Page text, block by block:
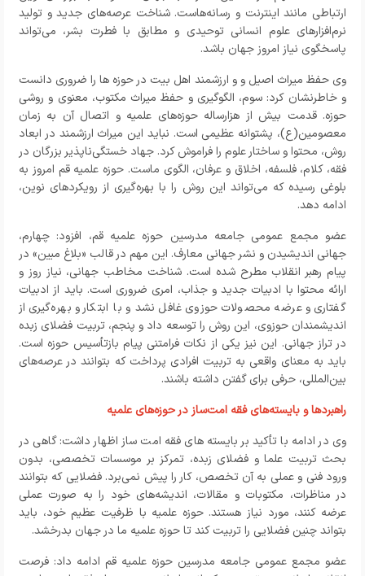
ارتباطی مانند اینترنت و رسانه‌هاست. شناخت عرصه‌های جدید و تولید
نرم‌افزارهای علوم انسانی توحیدی و مطابق با فطرت بشر، می‌تواند
پاسخگوی نیاز امروز جهان باشد.
وی حفظ میراث اصیل و و ارزشمند اهل بیت در حوزه ها را ضروری دانست
و خاطرنشان کرد: سوم، الگوگیری و حفظ میراث مکتوب، معنوی و روشی
حوزه. قدمت بیش از هزارساله حوزه‌های علمیه و اتصال آن به زمان
معصومین(ع)، پشتوانه عظیمی است. نباید این میراث ارزشمند در ابعاد
روش، محتوا و ساختار علوم را فراموش کرد. جهاد خستگی‌ناپذیر بزرگان در
فقه، کلام، فلسفه، اخلاق و عرفان، الگوی ماست. حوزه علمیه قم امروز به
بلوغی رسیده که می‌تواند این روش را با بهره‌گیری از رویکردهای نوین،
ادامه دهد.
عضو مجمع عمومی جامعه مدرسین حوزه علمیه قم، افزود: چهارم،
جهانی اندیشیدن و نشر جهانی معارف. این مهم در قالب «بلاغ مبین» در
پیام رهبر انقلاب مطرح شده است. شناخت مخاطب جهانی، نیاز روز و
ارائه محتوا با ادبیات جدید و جذاب، امری ضروری است. باید از ادبیات
گفتاری و عرضه محصولات حوزوی غافل نشد و با ابتکار و بهره‌گیری از
اندیشمندان حوزوی، این روش را توسعه داد و پنجم، تربیت فضلای زبده
در تراز جهانی. این نیز یکی از نکات فرامتنی پیام بازتأسیس حوزه است.
باید به معنای واقعی به تربیت افرادی پرداخت که بتوانند در عرصه‌های
بین‌المللی، حرفی برای گفتن داشته باشند.
راهبردها و بایسته‌های فقه امت‌ساز در حوزه‌های علمیه
وی در ادامه با تأکید بر بایسته های فقه امت ساز اظهار داشت: گاهی در
بحث تربیت علما و فضلای زبده، تمرکز بر موسسات تخصصی، بدون
ورود فنی و عملی به آن تخصص، کار را پیش نمی‌برد. فضلایی که بتوانند
در مناظرات، مکتوبات و مقالات، اندیشه‌های خود را به صورت عملی
عرضه کنند، مورد نیاز هستند. حوزه علمیه با ظرفیت عظیم خود، باید
بتواند چنین فضلایی را تربیت کند تا حوزه علمیه ما در جهان بدرخشد.
عضو مجمع عمومی جامعه مدرسین حوزه علمیه قم ادامه داد: فرصت